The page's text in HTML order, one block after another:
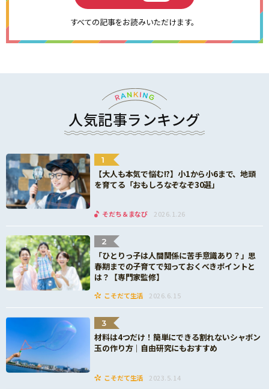
すべての記事をお読みいただけます。
人気記事ランキング
1
【大人も本気で悩む!?】小1から小6まで、地頭
を育てる「おもしろなぞなぞ30選」
そだち＆まなび 2026.1.26
2
「ひとりっ子は人間関係に苦手意識あり？」思
春期までの子育てで知っておくべきポイントと
は？【専門家監修】
こそだて生活 2026.6.15
3
材料は4つだけ！簡単にできる割れないシャボン
玉の作り方｜自由研究にもおすすめ
こそだて生活 2023.5.14